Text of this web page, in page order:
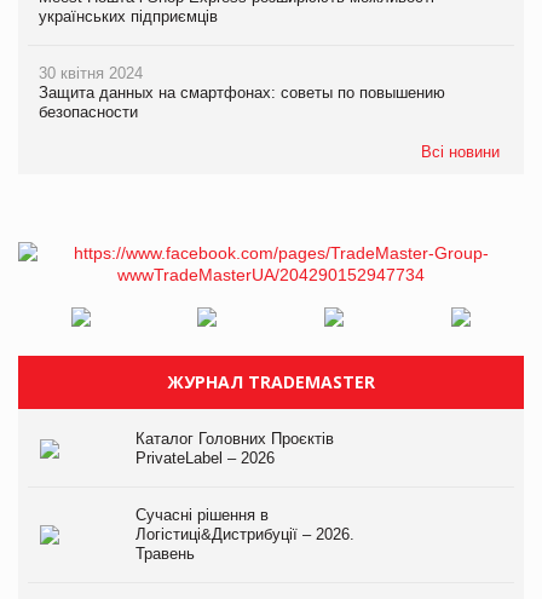
українських підприємців
30 квітня 2024
Защита данных на смартфонах: советы по повышению
безопасности
Всі новини
ЖУРНАЛ TRADEMASTER
Каталог Головних Проєктів
PrivateLabel – 2026
Сучасні рішення в
Логістиці&Дистрибуції – 2026.
Травень